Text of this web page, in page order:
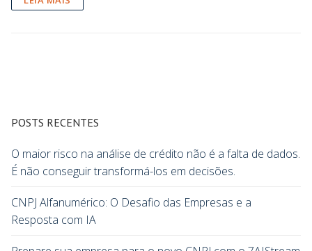
POSTS RECENTES
O maior risco na análise de crédito não é a falta de dados.
É não conseguir transformá-los em decisões.
CNPJ Alfanumérico: O Desafio das Empresas e a
Resposta com IA